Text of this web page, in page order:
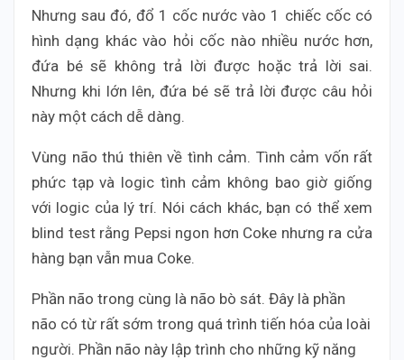
Nhưng sau đó, đổ 1 cốc nước vào 1 chiếc cốc có
hình dạng khác vào hỏi cốc nào nhiều nước hơn,
đứa bé sẽ không trả lời được hoặc trả lời sai.
Nhưng khi lớn lên, đứa bé sẽ trả lời được câu hỏi
này một cách dễ dàng.
Vùng não thú thiên về tình cảm. Tình cảm vốn rất
phức tạp và logic tình cảm không bao giờ giống
với logic của lý trí. Nói cách khác, bạn có thể xem
blind test rằng Pepsi ngon hơn Coke nhưng ra cửa
hàng bạn vẫn mua Coke.
Phần não trong cùng là não bò sát. Đây là phần
não có từ rất sớm trong quá trình tiến hóa của loài
người. Phần não này lập trình cho những kỹ năng